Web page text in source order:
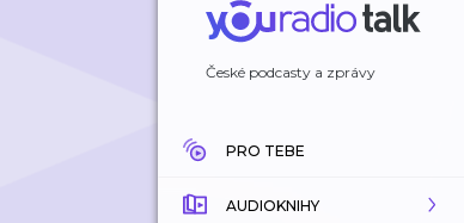
České podcasty a zprávy
PRO TEBE
AUDIOKNIHY